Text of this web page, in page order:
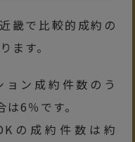
畿で比較的成約の
ます。
ン成約件数のう
6％です。
の成約件数は約